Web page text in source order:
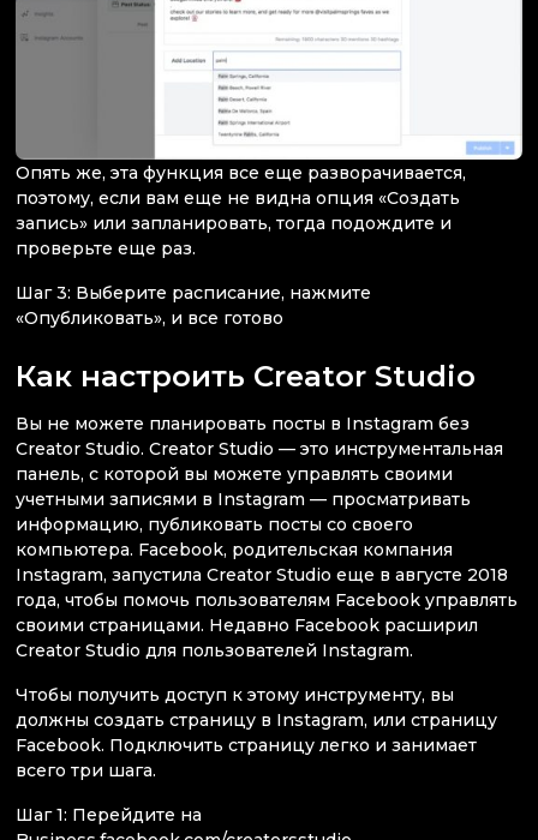
Опять же, эта функция все еще разворачивается,
поэтому, если вам еще не видна опция «Создать
запись» или запланировать, тогда подождите и
проверьте еще раз.
Шаг 3: Выберите расписание, нажмите
«Опубликовать», и все готово
Как настроить Creator Studio
Вы не можете планировать посты в Instagram без
Creator Studio. Creator Studio — это инструментальная
панель, с которой вы можете управлять своими
учетными записями в Instagram — просматривать
информацию, публиковать посты со своего
компьютера. Facebook, родительская компания
Instagram, запустила Creator Studio еще в августе 2018
года, чтобы помочь пользователям Facebook управлять
своими страницами. Недавно Facebook расширил
Creator Studio для пользователей Instagram.
Чтобы получить доступ к этому инструменту, вы
должны создать страницу в Instagram, или страницу
Facebook. Подключить страницу легко и занимает
всего три шага.
Шаг 1: Перейдите на